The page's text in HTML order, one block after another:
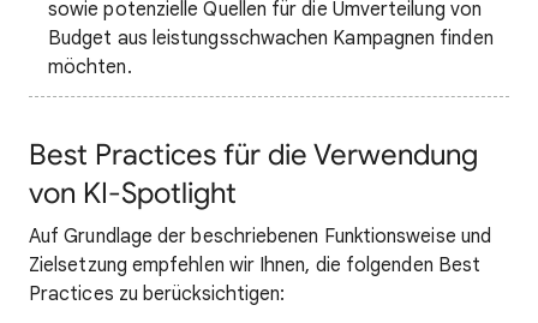
sowie potenzielle Quellen für die Umverteilung von
Budget aus leistungsschwachen Kampagnen finden
möchten.
Best Practices für die Verwendung
von KI-Spotlight
Auf Grundlage der beschriebenen Funktionsweise und
Zielsetzung empfehlen wir Ihnen, die folgenden Best
Practices zu berücksichtigen: